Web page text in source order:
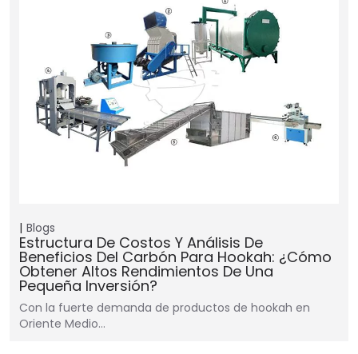
Blogs
Estructura De Costos Y Análisis De
Beneficios Del Carbón Para Hookah: ¿Cómo
Obtener Altos Rendimientos De Una
Pequeña Inversión?
Con la fuerte demanda de productos de hookah en
Oriente Medio…